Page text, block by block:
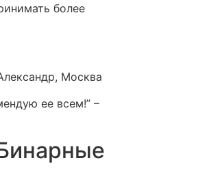
более
Москва
ее всем!” –